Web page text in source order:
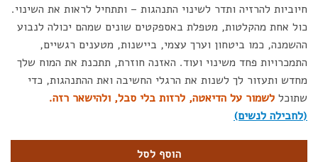
חיוביות להרזיה ותדר לשינוי התנהגות – ותתחיל לראות את השינוי.
כול אחת מהקלטות, מטפלת באספקטים שונים שמהם יכולה לנבוע
ההשמנה, כמו ביטחון וערך עצמי, ביישנות, מטענים רגשיים,
התמכרויות פחד משינוי ועוד. האזנה חוזרת, תתכנת את המוח שלך
מחדש ותעזור לך לשנות את הרגלי החשיבה ואת ההתנהגות, כדי
שתוכל לשמור על הדיאטה, לרזות בלי סבל, ולהישאר רזה.
(לחבילה לנשים)
הוסף לסל